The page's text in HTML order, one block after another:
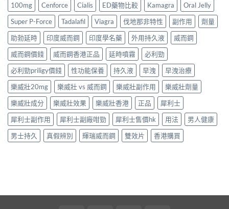
100mg Cenforce Cialis ED藥物比較 Kamagra
Oral Jelly
Super P-Force
Tadalafil Viagra 伐地那非特性 副作用
劑量
助勃延時
印度威而鋼 印度學名藥 外用持久液
威而鋼
威而鋼價錢
威而鋼香港正品 延時噴霧
必利勁
必利勁priligy價錢
性功能保養 持久液 早洩
早洩治療
樂威壯20mg
樂威壯 vs 威而鋼 樂威壯副作用
樂威壯劑量
樂威壯成分
樂威壯效果 樂威壯香港 正品
犀利士
犀利士副作用
犀利士副廠咁勁 犀利士售價hk 用法
男人健康
男士持久
真假辨別 輝瑞威而鋼 雙效片 香港購買